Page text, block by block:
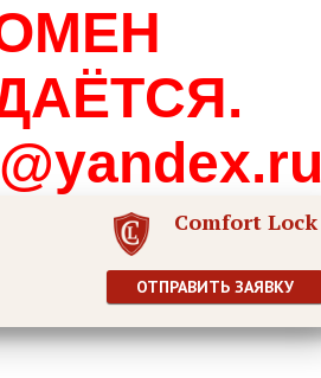
Comfort Lock
ОТПРАВИТЬ ЗАЯВКУ